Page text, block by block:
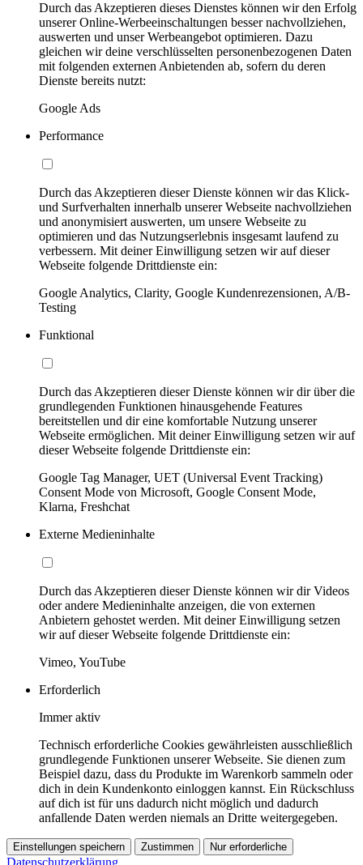
Durch das Akzeptieren dieses Dienstes können wir den Erfolg
unserer Online-Werbeeinschaltungen besser nachvollziehen,
auswerten und unser Werbeangebot optimieren. Dazu
gleichen wir deine verschlüsselten personenbezogenen Daten
mit folgenden externen Anbietenden ab, sofern du deren
Dienste bereits nutzt:
Google Ads
Performance
Durch das Akzeptieren dieser Dienste können wir das Klick-
und Surfverhalten innerhalb unserer Webseite nachvollziehen
und anonymisiert auswerten, um unsere Webseite zu
optimieren und das Nutzungserlebnis insgesamt laufend zu
verbessern. Mit deiner Einwilligung setzen wir auf dieser
Webseite folgende Drittdienste ein:
Google Analytics, Clarity, Google Kundenrezensionen, A/B-
Testing
Funktional
Durch das Akzeptieren dieser Dienste können wir dir über die
grundlegenden Funktionen hinausgehende Features
bereitstellen und dir eine komfortable Nutzung unserer
Webseite ermöglichen. Mit deiner Einwilligung setzen wir auf
dieser Webseite folgende Drittdienste ein:
Google Tag Manager, UET (Universal Event Tracking)
Consent Mode von Microsoft, Google Consent Mode,
Klarna, Freshchat
Externe Medieninhalte
Durch das Akzeptieren dieser Dienste können wir dir Videos
oder andere Medieninhalte anzeigen, die von externen
Anbietern gehostet werden. Mit deiner Einwilligung setzen
wir auf dieser Webseite folgende Drittdienste ein:
Vimeo, YouTube
Erforderlich
Immer aktiv
Technisch erforderliche Cookies gewährleisten ausschließlich
grundlegende Funktionen unserer Webseite. Sie dienen zum
Beispiel dazu, dass du Produkte im Warenkorb sammeln oder
dich in dein Kundenkonto einloggen kannst. Ein Rückschluss
auf dich ist für uns dadurch nicht möglich und dadurch
anfallende Daten werden niemals an Dritte weitergegeben.
Einstellungen speichern Zustimmen Nur erforderliche